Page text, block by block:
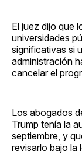
El juez dijo que
universidades
significativas si
administración
cancelar el
Los abogados
Trump tenía la
septiembre, y
revisarlo bajo la